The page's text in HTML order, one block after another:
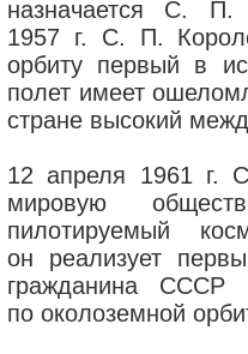
назначается С.
1957 г. С. П.
орбиту первый в
полет имеет
стране высокий
12 апреля 1961 г.
мировую
пилотируемый
он реализует
гражданина СССР
по околоземной